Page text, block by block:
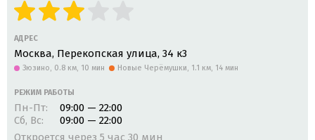
АДРЕС
Москва, Перекопская улица, 34 к3
Зюзино, 0.8 км, 10 мин Новые Черёмушки, 1.1 км, 14 мин
РЕЖИМ РАБОТЫ
Пн-Пт:
09:00 — 22:00
Сб, Вс:
09:00 — 22:00
Откроется через 5 час 30 мин